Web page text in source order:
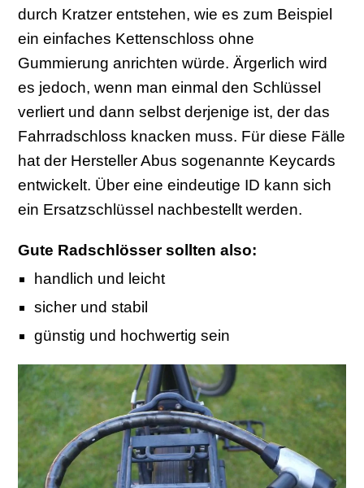
durch Kratzer entstehen, wie es zum Beispiel
ein einfaches Kettenschloss ohne
Gummierung anrichten würde. Ärgerlich wird
es jedoch, wenn man einmal den Schlüssel
verliert und dann selbst derjenige ist, der das
Fahrradschloss knacken muss. Für diese Fälle
hat der Hersteller Abus sogenannte Keycards
entwickelt. Über eine eindeutige ID kann sich
ein Ersatzschlüssel nachbestellt werden.
Gute Radschlösser sollten also:
handlich und leicht
sicher und stabil
günstig und hochwertig sein